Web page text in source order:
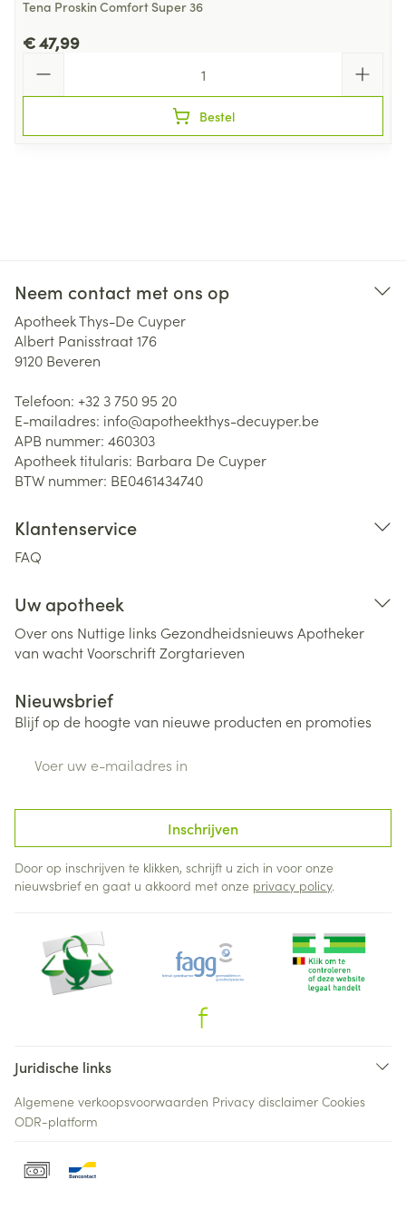
Tena Proskin Comfort Super 36
€ 47,99
Bestel
Neem contact met ons op
Apotheek Thys-De Cuyper
Albert Panisstraat 176
9120 Beveren
Telefoon: +32 3 750 95 20
E-mailadres: info@apotheekthys-decuyper.be
APB nummer: 460303
Apotheek titularis: Barbara De Cuyper
BTW nummer: BE0461434740
Klantenservice
FAQ
Uw apotheek
Over ons Nuttige links Gezondheidsnieuws Apotheker
van wachtVoorschriftZorgtarieven
Nieuwsbrief
Blijf op de hoogte van nieuwe producten en promoties
Inschrijven
Door op inschrijven te klikken, schrijft u zich in voor onze
nieuwsbrief en gaat u akkoord met onze privacy policy.
Juridische links
Algemene verkoopsvoorwaarden Privacy disclaimer Cookies
ODR-platform